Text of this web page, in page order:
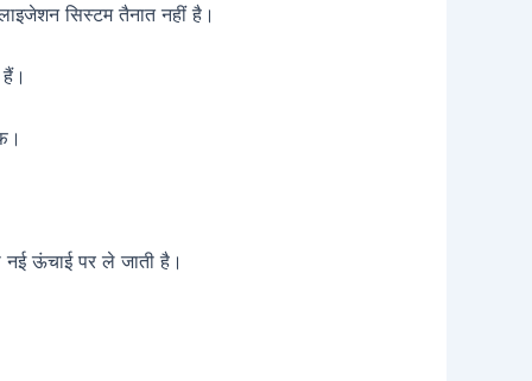
सिस्टम तैनात नहीं है।
नई ऊंचाई पर ले जाती है।